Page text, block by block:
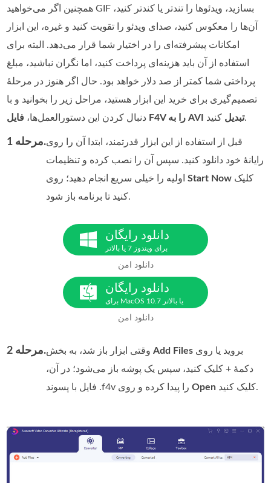
همچنین اگر می‌خواهید GIF بسازید، ویدئوها را تندتر یا کندتر کنید،
آن‌ها را معکوس کنید، صدای ویدئو را تقویت کنید و غیره، این ابزار
امکانات پیشرفته‌ای را در اختیار شما قرار می‌دهد. البته برای
استفاده از آن باید هزینه‌ای پرداخت کنید، اما نگران نباشید، مبلغ
پرداختی شما کمتر از صد دلار خواهد بود. حال اگر هنوز در مرحله‌ٔ
تصمیم‌گیری برای خرید این ابزار هستید، مراحل زیر را بخوانید و با
دنبال کردن این دستورالعمل‌ها،
فایل F4V را به AVI تبدیلکنید.
مرحله 1.قبل از استفاده از این ابزار قدرتمند، ابتدا آن را روی
رایانه‌ٔ خود دانلود کنید. سپس آن را نصب کرده و تنظیمات
اولیه را خیلی سریع انجام دهید؛ رویStart Now
کنید تا برنامه باز شود.
دانلود رایگان
برای ویندوز 7 یا بالاتر
دانلود امن
دانلود رایگان
برای MacOS 10.7 یا بالاتر
دانلود امن
مرحله 2. وقتی ابزار باز شد، به بخشAdd Files
دکمه‌ٔ + کلیک کنید، سپس یک پوشه باز می‌شود؛ در آن،
فایل با پسوند ‎.f4v‎ را پیدا کرده و رویOpen کلیک کنید.